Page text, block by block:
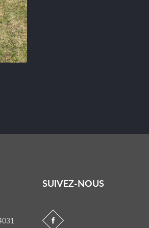
SUIVEZ-NOUS